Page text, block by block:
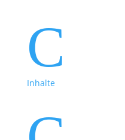
C
Inhalte